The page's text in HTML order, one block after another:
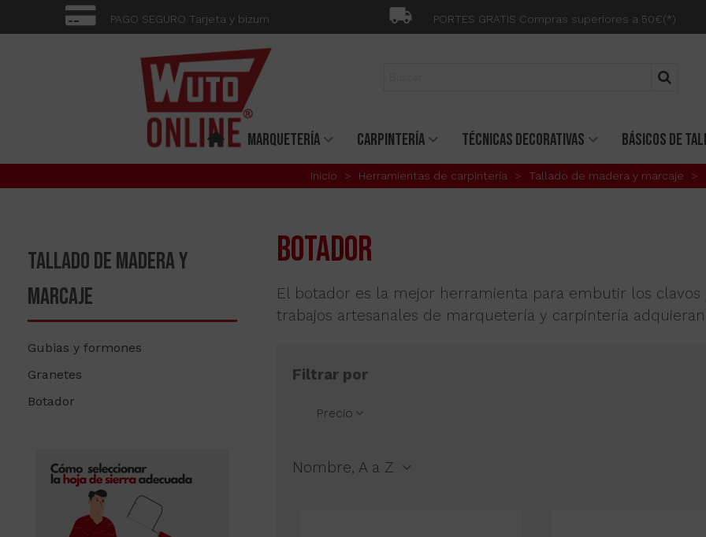
PAGO SEGURO Tarjeta y bizum PORTES GRATIS Compras superiores a 50€(*)
MARQUETERÍA CARPINTERÍA TÉCNICAS DECORATIVAS BÁSICOS DE
Inicio > Herramientas de carpintería > Tallado de madera y marcaje >
TALLADO DE MADERA Y
MARCAJE
Gubias y formones
Granetes
Botador
BOTADOR
El botador es la mejor herramienta para embutir los
trabajos artesanales de marquetería y carpintería
Filtrar por
Precio
Nombre, A a Z